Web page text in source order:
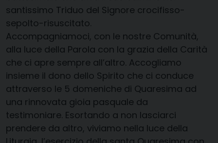
santissimo Triduo del Signore crocifisso-
sepolto-risuscitato.
Accompagniamoci, con le nostre Comunità,
alla luce della Parola con la grazia della Carità
che ci apre sempre all’altro. Accogliamo
insieme il dono dello Spirito che ci conduce
attraverso le 5 domeniche di Quaresima ad
una rinnovata gioia pasquale da
testimoniare. Esortando a non lasciarci
prendere da altro, viviamo nella luce della